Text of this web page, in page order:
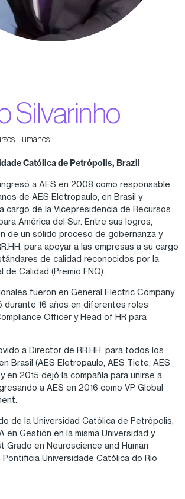
Silvarinho
Humanos
Católica de Petrópolis, Brazil
a AES en 2008 como responsable
de AES Eletropaulo, en Brasil y
cargo de la Vicepresidencia de Recursos
América del Sur. Entre sus logros,
de un sólido proceso de gobernanza y
para apoyar a las empresas a su cargo
de calidad reconocidos por la
de Calidad (Premio FNQ).
fueron en General Electric Company
durante 16 años en diferentes roles
Officer y Head of HR para
a Director de RR.HH. para todos los
Brasil (AES Eletropaulo, AES Tiete, AES
en 2015 dejó la compañía para unirse a
a AES en 2016 como VP Global
de la Universidad Católica de Petrópolis,
en Gestión en la misma Universidad y
Grado en Neuroscience and Human
Pontificia Universidade Católica do Rio